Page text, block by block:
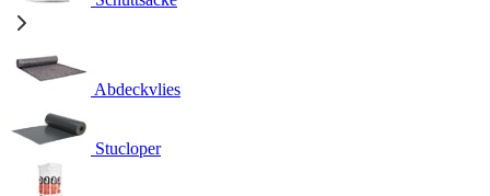
Abdeckvlies
Stucloper